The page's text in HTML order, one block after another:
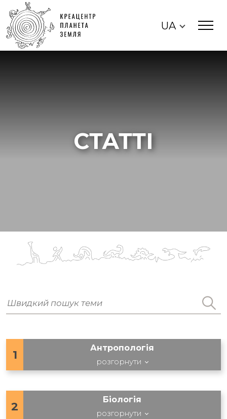
UA
СТАТТІ
1
Антропологія
розгорнути
2
Біологія
розгорнути